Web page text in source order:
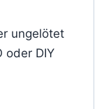
ungelötet
oder DIY